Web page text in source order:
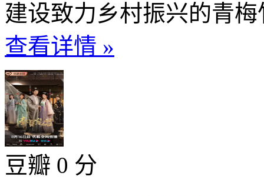
建设致力乡村振兴的青
查看详情 »
豆瓣 0 分